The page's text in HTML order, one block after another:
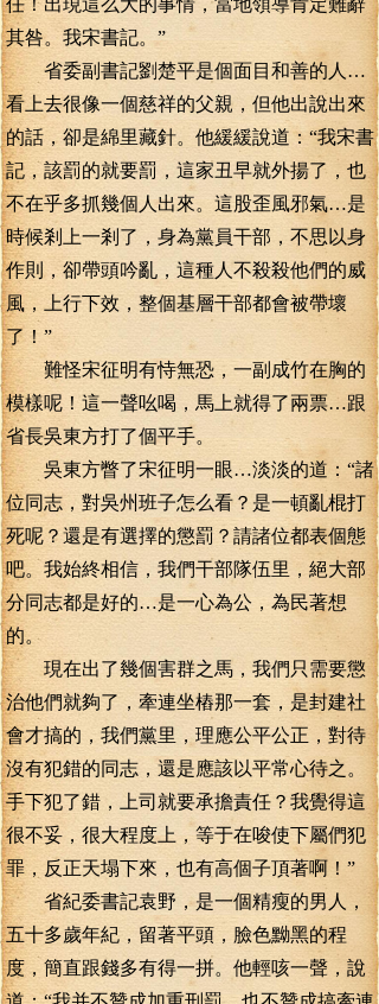
任！出現這么大的事情，當地領導肯定難辭
其咎。我宋書記。”
省委副書記劉楚平是個面目和善的人…
看上去很像一個慈祥的父親，但他出說出來
的話，卻是綿里藏針。他緩緩說道：“我宋書
記，該罰的就要罰，這家丑早就外揚了，也
不在乎多抓幾個人出來。這股歪風邪氣…是
時候剎上一剎了，身為黨員干部，不思以身
作則，卻帶頭吟亂，這種人不殺殺他們的威
風，上行下效，整個基層干部都會被帶壞
了！”
難怪宋征明有恃無恐，一副成竹在胸的
模樣呢！這一聲吆喝，馬上就得了兩票…跟
省長吳東方打了個平手。
吳東方瞥了宋征明一眼…淡淡的道：“諸
位同志，對吳州班子怎么看？是一頓亂棍打
死呢？還是有選擇的懲罰？請諸位都表個態
吧。我始終相信，我們干部隊伍里，絕大部
分同志都是好的…是一心為公，為民著想
的。
現在出了幾個害群之馬，我們只需要懲
治他們就夠了，牽連坐樁那一套，是封建社
會才搞的，我們黨里，理應公平公正，對待
沒有犯錯的同志，還是應該以平常心待之。
手下犯了錯，上司就要承擔責任？我覺得這
很不妥，很大程度上，等于在唆使下屬們犯
罪，反正天塌下來，也有高個子頂著啊！”
省紀委書記袁野，是一個精瘦的男人，
五十多歲年紀，留著平頭，臉色黝黑的程
度，簡直跟錢多有得一拼。他輕咳一聲，說